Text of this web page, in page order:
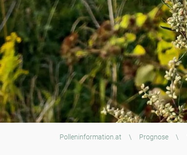
Polleninformation.at \ Prognose \